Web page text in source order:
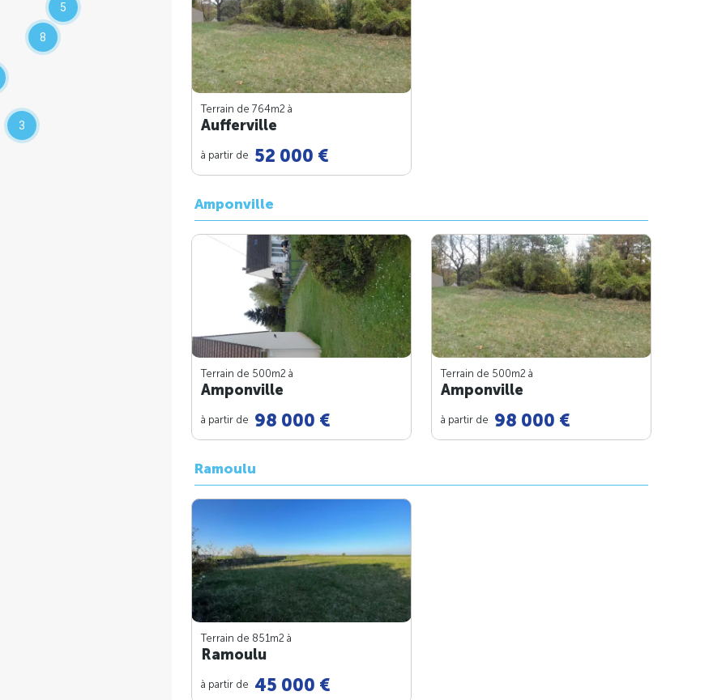
5
8
3
Terrain de 764m2 à
Aufferville
à partir de 52 000 €
Amponville
Terrain de 500m2 à
Amponville
à partir de 98 000 €
Terrain de 500m2 à
Amponville
à partir de 98 000 €
Ramoulu
Terrain de 851m2 à
Ramoulu
à partir de 45 000 €